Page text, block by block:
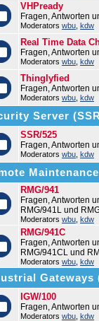
VHPready
Fragen, Antworten
Moderators wbu kdw
Real Time Data
Fragen, Antworten
Moderators wbu kdw
Thinglyfied
Fragen, Antworten
Moderators wbu kdw
Server
SSR/525
Fragen, Antworten
Moderators wbu kdw
RMG/941
Fragen, Antworten
RMG/941L und
Moderators wbu kdw
RMG/941C
Fragen, Antworten
RMG/941CL und
Moderators wbu kdw
Gateways
IGW/100
Fragen, Antworten
Moderators wbu kdw